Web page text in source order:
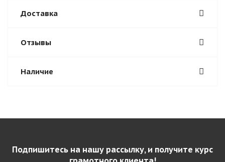
Доставка
Отзывы
Наличие
Подпишитесь на нашу рассылку, и получите курс